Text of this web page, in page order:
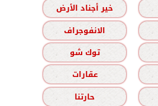
خير أجناد الأرض
الانفوجراف
توك شو
عقارات
حارتنا